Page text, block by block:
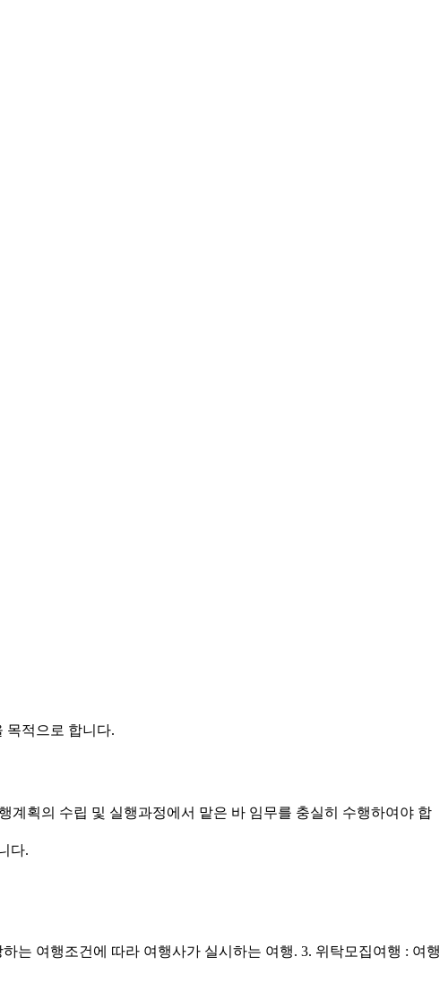
목적으로 합니다.
계획의 수립 및 실행과정에서 맡은 바 임무를 충실히 수행하여야 합
다.
는 여행조건에 따라 여행사가 실시하는 여행. 3. 위탁모집여행 : 여행